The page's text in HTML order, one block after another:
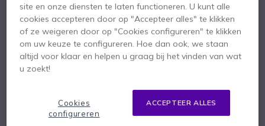
Peltor 3M FLX2-
ASDM6 kabel voor
Motorola 1 pin-
aansluiting
SKU PELFLX2TLKR // Referentie fabrikant: FLX2-ASDM6
Ga naar het begin van de afbeeldingen-gallerij
site en onze diensten te laten functioneren. U kunt alle
cookies accepteren door op "Accepteer alles" te klikken
of ze weigeren door op "Cookies configureren" te klikken
om uw keuze te configureren. Hoe dan ook, we staan
altijd voor klaar en helpen u graag bij het vinden van wat
u zoekt!
ACCEPTEER ALLES
Cookies
configureren